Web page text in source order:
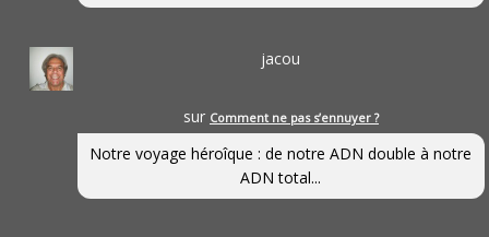
jacou
sur Comment ne pas s’ennuyer ?
Notre voyage héroîque : de notre ADN double à notre
ADN total...